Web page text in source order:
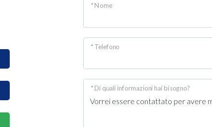
* Nome
* Telefono
* Di quali informazioni hai bisogno?